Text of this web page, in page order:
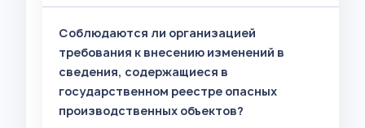
Соблюдаются ли организацией
требования к внесению изменений в
сведения, содержащиеся в
государственном реестре опасных
производственных объектов?